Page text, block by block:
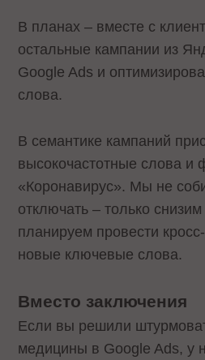
В планах – вместе с
остальные кампании из
Google Ads и
слова.
В семантике кампаний
высокочастотные слова и
«Коронавирус». Мы не
отключать – только
планируем провести
новые ключевые слова.
Вместо заключения
Если вы решили
медицины в Google Ads, у